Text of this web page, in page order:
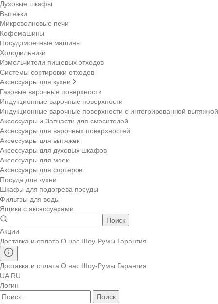
Духовые шкафы
Вытяжки
Микроволновые печи
Кофемашины
Посудомоечные машины
Холодильники
Измельчители пищевых отходов
Системы сортировки отходов
Аксессуары для кухни
Газовые варочные поверхности
Индукционные варочные поверхности
Индукционные варочные поверхности с интегрированной вытяжкой
Аксессуары и Запчасти для смесителей
Аксессуары для варочных поверхностей
Аксессуары для вытяжек
Аксессуары для духовых шкафов
Аксессуары для моек
Аксессуары для сортеров
Посуда для кухни
Шкафы для подогрева посуды
Фильтры для воды
Ящики с аксессуарами
Поиск
Акции
Доставка и оплата О нас Шоу-Румы Гарантия
Доставка и оплата О нас Шоу-Румы Гарантия
UA RU
Логин
Поиск